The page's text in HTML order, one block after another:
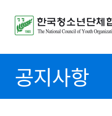
공지사항